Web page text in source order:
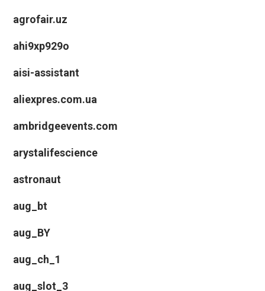
agrofair.uz
ahi9xp929o
aisi-assistant
aliexpres.com.ua
ambridgeevents.com
arystalifescience
astronaut
aug_bt
aug_BY
aug_ch_1
aug_slot_3